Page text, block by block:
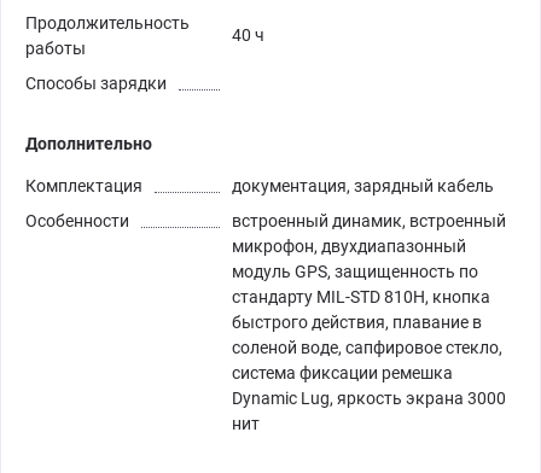
Продолжительность
работы
40 ч
Способы зарядки
Дополнительно
Комплектация
документация, зарядный кабель
Особенности
встроенный динамик, встроенный
микрофон, двухдиапазонный
модуль GPS, защищенность по
стандарту MIL-STD 810H, кнопка
быстрого действия, плавание в
соленой воде, сапфировое стекло,
система фиксации ремешка
Dynamic Lug, яркость экрана 3000
нит